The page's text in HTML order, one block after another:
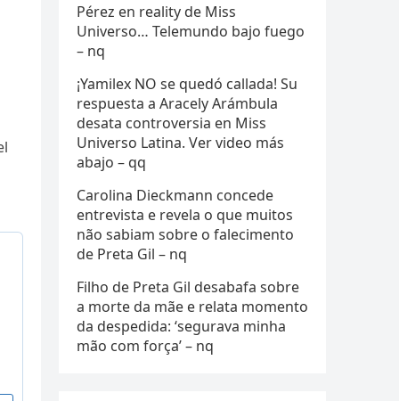
Pérez en reality de Miss
Universo… Telemundo bajo fuego
– nq
¡Yamilex NO se quedó callada! Su
respuesta a Aracely Arámbula
desata controversia en Miss
Universo Latina. Ver video más
abajo – qq
Carolina Dieckmann concede
entrevista e revela o que muitos
não sabiam sobre o falecimento
de Preta Gil – nq
Filho de Preta Gil desabafa sobre
a morte da mãe e relata momento
da despedida: ‘segurava minha
mão com força’ – nq